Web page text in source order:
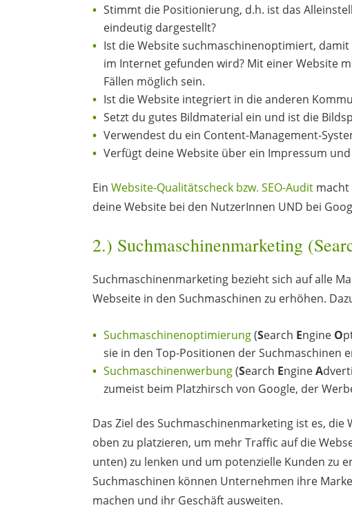
Stimmt die Positionierung, d.h. ist das
eindeutig dargestellt?
Ist die Website suchmaschinenoptimiert,
im Internet gefunden wird? Mit einer Website
Fällen möglich sein.
Ist die Website integriert in die anderen
Setzt du gutes Bildmaterial ein und ist die
Verwendest du ein Content-Management-
Verfügt deine Website über ein Impressum
EinWebsite-Qualitätscheck bzw. SEO-Audit
deine Website bei den NutzerInnen UND bei
2.) Suchmaschinenmarketing
Suchmaschinenmarketing bezieht sich auf alle
Webseite in den Suchmaschinen zu erhöhen.
Suchmaschinenoptimierung(Search Engine O
sie in den Top-Positionen der Suchmaschinen
Suchmaschinenwerbung(Search EngineA
zumeist beim Platzhirsch von Google, der
Das Ziel des Suchmaschinenmarketing ist es,
oben zu platzieren, um mehr Traffic auf die
unten) zu lenken und um potenzielle Kunden zu
Suchmaschinen können Unternehmen ihre
machen und ihr Geschäft ausweiten.